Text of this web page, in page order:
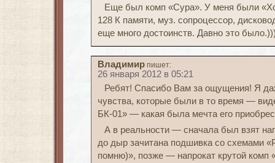
Еще был комп «Сура». У меня были
128 К памяти, муз. сопроцессор,
еще много достоинств. Давно это
Владимир пишет:
26 января 2012 в 05:21
Ребят! Спасибо Вам за ощущения! Я
чувства, которые были в то время —
БК-01» — какая была мечта его
А в реальности — сначала был взят
до дыр зачитана подшивка со схемами
помню)», позже — напрокат крутой комп